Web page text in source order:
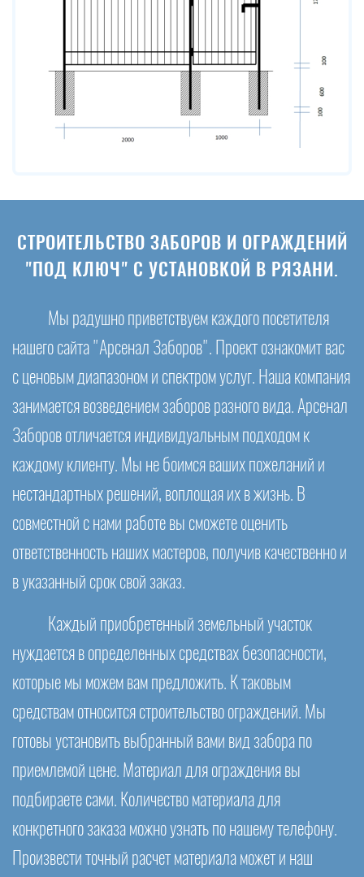
СТРОИТЕЛЬСТВО ЗАБОРОВ И ОГРАЖДЕНИЙ
"ПОД КЛЮЧ" С УСТАНОВКОЙ В РЯЗАНИ.
Мы радушно приветствуем каждого посетителя
нашего сайта "Арсенал Заборов". Проект ознакомит вас
с ценовым диапазоном и спектром услуг. Наша компания
занимается возведением заборов разного вида. Арсенал
Заборов отличается индивидуальным подходом к
каждому клиенту. Мы не боимся ваших пожеланий и
нестандартных решений, воплощая их в жизнь. В
совместной с нами работе вы сможете оценить
ответственность наших мастеров, получив качественно и
в указанный срок свой заказ.
Каждый приобретенный земельный участок
нуждается в определенных средствах безопасности,
которые мы можем вам предложить. К таковым
средствам относится строительство ограждений. Мы
готовы установить выбранный вами вид забора по
приемлемой цене. Материал для ограждения вы
подбираете сами. Количество материала для
конкретного заказа можно узнать по нашему телефону.
Произвести точный расчет материала может и наш